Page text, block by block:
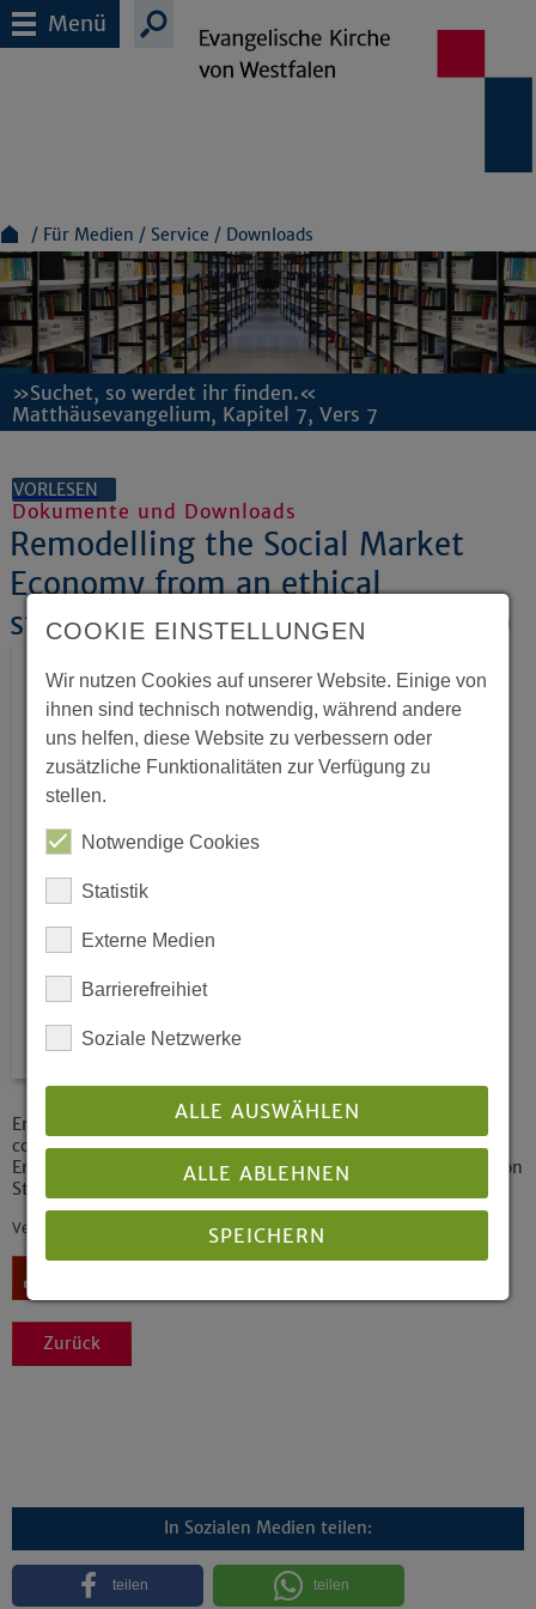
Menü
Für Medien Service Downloads
»Suchet, so werdet ihr finden.«
Matthäusevangelium, Kapitel 7, Vers 7
VORLESEN
Dokumente und Downloads
Remodelling the Social Market
Economy from an ethical
standpoint (Background Material)
Embedding the market economy in a social and cultural
context
Ensuring the ecological and social sustainability of competition
Strengthening the primacy of politics in a global context
Veröffentlicht: 04/2010
Zurück
In Sozialen Medien teilen:
teilen teilen
COOKIE EINSTELLUNGEN
Wir nutzen Cookies auf unserer Website. Einige von
ihnen sind technisch notwendig, während andere
uns helfen, diese Website zu verbessern oder
zusätzliche Funktionalitäten zur Verfügung zu
stellen.
Notwendige Cookies
Statistik
Externe Medien
Barrierefreihiet
Soziale Netzwerke
ALLE AUSWÄHLEN
ALLE ABLEHNEN
SPEICHERN